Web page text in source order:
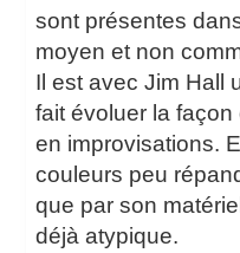
sont présentes
moyen et non
Il est avec Jim Hall
fait évoluer la façon
en improvisations.
couleurs peu
que par son
déjà atypique.